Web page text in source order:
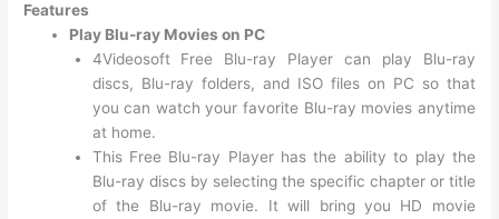
Features
Play Blu-ray Movies on PC
4Videosoft Free Blu-ray Player can play Blu-ray
discs, Blu-ray folders, and ISO files on PC so that
you can watch your favorite Blu-ray movies anytime
at home.
This Free Blu-ray Player has the ability to play the
Blu-ray discs by selecting the specific chapter or title
of the Blu-ray movie. It will bring you HD movie